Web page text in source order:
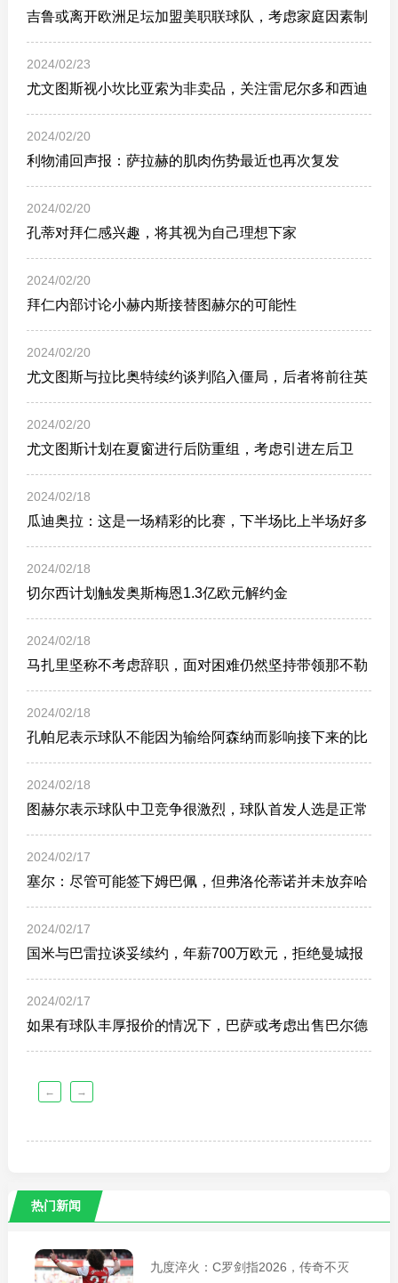
吉鲁或离开欧洲足坛加盟美职联球队，考虑家庭因素制
2024/02/23
尤文图斯视小坎比亚索为非卖品，关注雷尼尔多和西迪
2024/02/20
利物浦回声报：萨拉赫的肌肉伤势最近也再次复发
2024/02/20
孔蒂对拜仁感兴趣，将其视为自己理想下家
2024/02/20
拜仁内部讨论小赫内斯接替图赫尔的可能性
2024/02/20
尤文图斯与拉比奥特续约谈判陷入僵局，后者将前往英
2024/02/20
尤文图斯计划在夏窗进行后防重组，考虑引进左后卫
2024/02/18
瓜迪奥拉：这是一场精彩的比赛，下半场比上半场好多
2024/02/18
切尔西计划触发奥斯梅恩1.3亿欧元解约金
2024/02/18
马扎里坚称不考虑辞职，面对困难仍然坚持带领那不勒
2024/02/18
孔帕尼表示球队不能因为输给阿森纳而影响接下来的比
2024/02/18
图赫尔表示球队中卫竞争很激烈，球队首发人选是正常
2024/02/17
塞尔：尽管可能签下姆巴佩，但弗洛伦蒂诺并未放弃哈
2024/02/17
国米与巴雷拉谈妥续约，年薪700万欧元，拒绝曼城报
2024/02/17
如果有球队丰厚报价的情况下，巴萨或考虑出售巴尔德
← →
热门新闻
九度淬火：C罗剑指2026，传奇不灭